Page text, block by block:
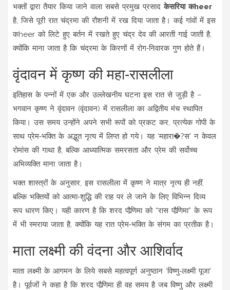
भक्तों द्वारा तैयार किया जाने वाला सबसे प्रमुख प्रसादकेसरिया कheer
है, जिसे पूरी रात चंद्रमा की रौशनी में रख दिया जाता है। कई गांवों में इस
कheer को लिटे हुए बर्तन में रखते हुएचंद्र देवकी आरती गाई जाती है,
क्योंकि माना जाता है कि चंद्रमा के किरणों में रोग‑निवारक गुण होते हैं।
वृंदावन में कृष्ण की महा‑रासलीला
इतिहास के पन्नों में एक और उल्लेखनीय घटना इस रात से जुड़ी है –
भगवान कृष्णने वृंदावन (वृंदावन) में रासलीला का अद्वितीय मंच स्थापित
किया। उस समय उन्होंने अपने सभी रूपों को प्रकट कर, प्रत्येक गोपी के
साथ प्रेम‑भक्ति के अद्भुत नृत्य में लिप्त हो गये। यह ‘महारा�?स’ न केवल
रोमांस की गाथा है, बल्कि आध्यात्मिक समरसता और प्रेम की सर्वोच्च
अभिव्यक्ति माना जाता है।
भक्त शास्त्रों के अनुसार, इस रासलीला में कृष्ण ने मात्र नृत्य ही नहीं,
बल्कि भक्तियों को आत्मा‑शुद्धि की राह पर ले जाने के लिए विभिन्न दिव्य
रूप धारण किए। यही कारण है कि शरद पौर्‍णिमा को “रास पौर्‍णिमा” के रूप
में भी स्मराया जाता है, क्योंकि यह रात प्रेम‑भक्ति के संगम का प्रतीक है।
माता लक्ष्मी की वंदना और आशिर्वाद
माता लक्ष्मी के आगमन के लिये सबसे महत्वपूर्ण अनुष्ठान ‘विष्णु‑लक्ष्मी पूजा’
है। पूर्वजों ने कहा है कि शरद पौर्‍णिमा ही वह समय है जब विष्णु और लक्ष्मी